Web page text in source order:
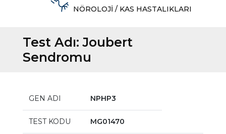
NÖROLOJİ / KAS HASTALIKLARI
Test Adı:Joubert
Sendromu
GEN ADI NPHP3
TEST KODU MG01470